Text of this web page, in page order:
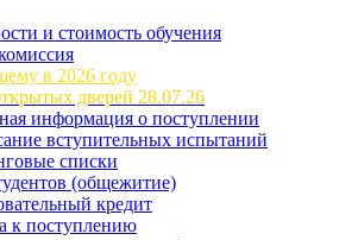
и стоимость обучения
в 2026 году
дверей 28.07.26
информация о поступлении
вступительных испытаний
списки
(общежитие)
кредит
к поступлению